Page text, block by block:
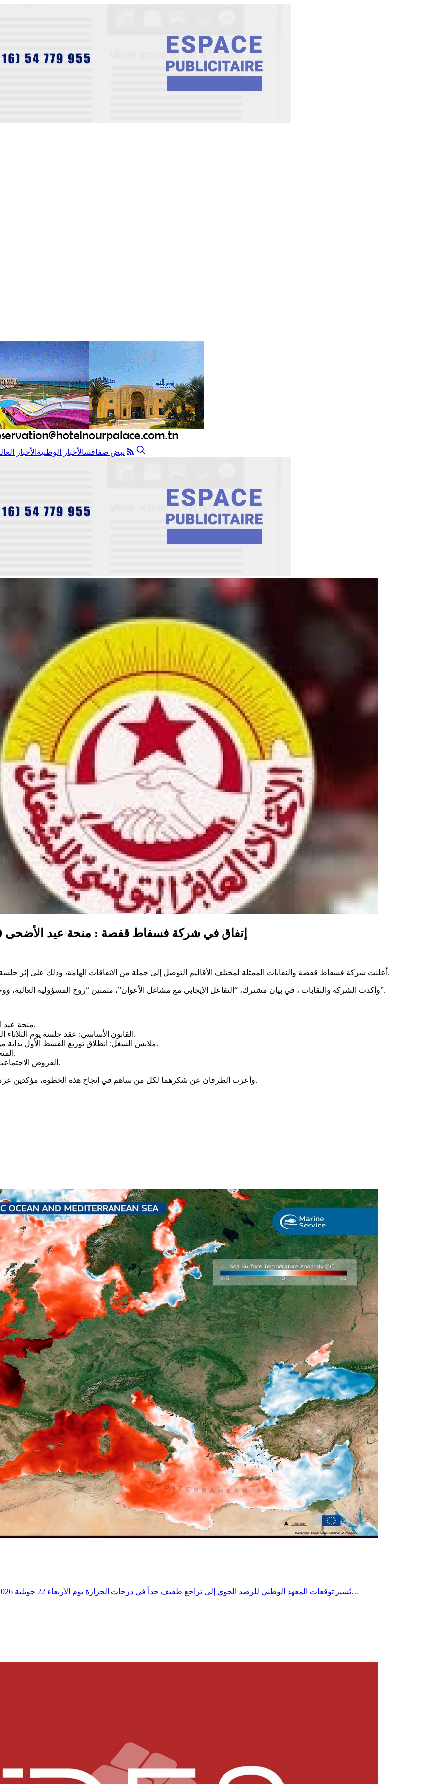
نبض صفاقسالأخبار الوطنية الأخبار
إتفاق في شركة فسفاط قفصة : منحة عيد الأضحى 1400 دينار وإطلاق مفاوضات القانون الأساسي
أعلنت شركة فسفاط قفصة والنقابات الممثلة لمختلف الأقاليم التوصل إلى جملة من الاتفاقات الهامة، وذلك على إثر جلسة انعقدت اليوم الجمعة 9 ماي 2025 بمقر الاتحاد الجهوي للشغل بقفصة.
وأكدت الشركة والنقابات ، في بيان مشترك، “التفاعل الإيجابي مع مشاغل الأعوان”، مثمنين “روح المسؤولية العالية، ووحدة الصف، والتمسك بالحوار كسبيل لتحقيق المكاسب وصون الحقوق”.
منحة عيد الأضحى: تحديد مبلغ 1400 دينار، وسيتم صرفها يوم 15 ماي 2025.
القانون الأساسي: عقد جلسة يوم الثلاثاء القادم لتحديد الإطار الزمني والمكاني لانطلاق أشغال المفاوضات.
ملابس الشغل: انطلاق توزيع القسط الأول بداية من يوم الاثنين، فيما يتم توزيع القسط الثاني في أواخر شهر جوان.
المنحة التعويضية للماء: صرف المتخلد منها مع أجور شهر ماي 2025.
القروض الاجتماعية: العودة إلى الشروط والمقاييس السابقة المعتمدة في إسنادها.
وأعرب الطرفان عن شكرهما لكل من ساهم في إنجاح هذه الخطوة، مؤكدين عزمهما على مواصلة الدفاع عن استحقاقات الأعوان بكل مسؤولية وثبات.
تُشير توقعات المعهد الوطني للرصد الجوي إلى تراجع طفيف جداً في درجات الحرارة يوم الأربعاء 22 جويلية 2026 خاصة بالمناطق الساحلية، مع استمرار الطقس شديد الحرارة بأغلب…